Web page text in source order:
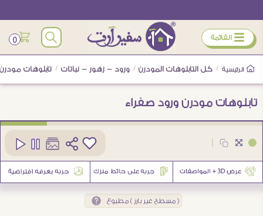
ÿ القائمة 0
الرئيسية / كل التابلوهات المودرن / ورود - زهور - نباتات / تابلوهات
تابلوهات مودرن ورود صفراء
( مسطح غير بارز ) مطبوع